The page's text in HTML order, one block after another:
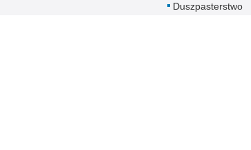
Duszpasterstwo